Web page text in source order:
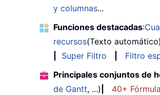
y columnas...
Funciones destacadas:
recursos(Texto automático)
Super Filtro Filtro
Principales conjuntos de
de Gantt, ...) 40+